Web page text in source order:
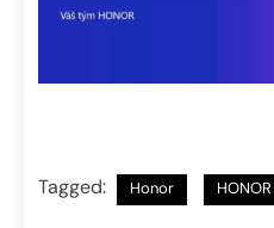
Tagged: Honor